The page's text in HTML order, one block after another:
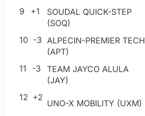
9 +1
SOUDAL QUICK-STEP
(SOQ)
10 -3 ALPECIN-PREMIER TECH
(APT)
11 -3
TEAM JAYCO ALULA
(JAY)
12 +2
UNO-X MOBILITY (UXM)